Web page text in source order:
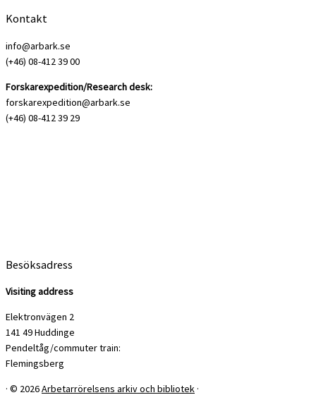
Kontakt
info@arbark.se
(+46) 08-412 39 00
Forskarexpedition/Research desk:
forskarexpedition@arbark.se
(+46) 08-412 39 29
Besöksadress
Visiting address
Elektronvägen 2
141 49 Huddinge
Pendeltåg/commuter train:
Flemingsberg
· © 2026Arbetarrörelsens arkiv och bibliotek ·